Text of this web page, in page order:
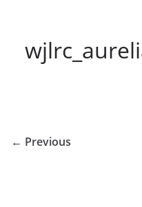
← Previous